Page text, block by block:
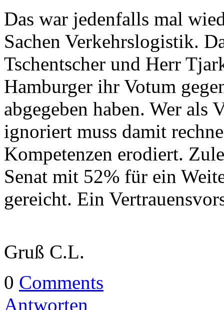
Das war jedenfalls mal
Sachen Verkehrslogistik.
Tschentscher und Herr
Hamburger ihr Votum
abgegeben haben. Wer als
ignoriert muss damit
Kompetenzen erodiert.
Senat mit 52% für ein
gereicht. Ein
Gruß C.L.
0 Comments
Antworten